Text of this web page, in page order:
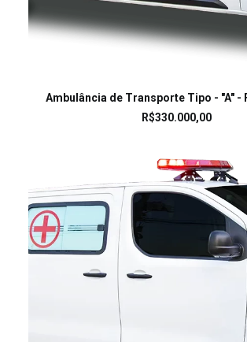
LEIA MAIS
Ambulância de Transporte Tipo - "A" -
R$330.000,00